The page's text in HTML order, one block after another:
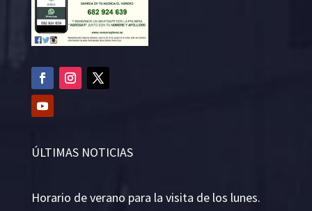
ÚLTIMAS NOTICIAS
Horario de verano para la visita de los lunes.